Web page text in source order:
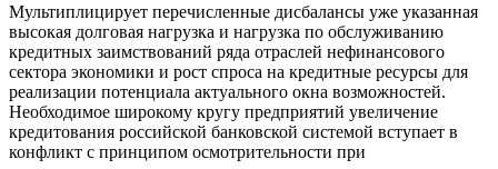
Мультиплицирует перечисленные дисбалансы уже указанная
высокая долговая нагрузка и нагрузка по обслуживанию
кредитных заимствований ряда отраслей нефинансового
сектора экономики и рост спроса на кредитные ресурсы для
реализации потенциала актуального окна возможностей.
Необходимое широкому кругу предприятий увеличение
кредитования российской банковской системой вступает в
конфликт с принципом осмотрительности при